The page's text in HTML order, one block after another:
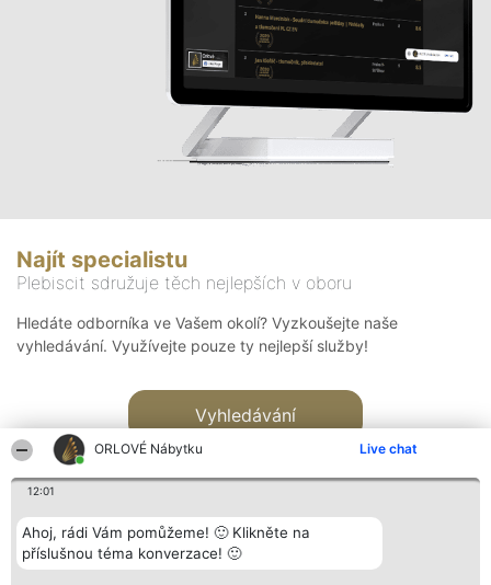
ORLOVÉ Nábytku Live chat
12:01
Ahoj, rádi Vám pomůžeme! 🙂 Klikněte na
příslušnou téma konverzace! 🙂
Najít specialistu
Plebiscit sdružuje těch nejlepších v oboru
Hledáte odborníka ve Vašem okolí? Vyzkoušejte naše
vyhledávání. Využívejte pouze ty nejlepší služby!
Vyhledávání